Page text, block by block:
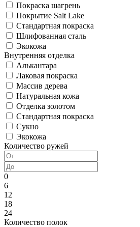
Покраска шагрень
Покрытие Salt Lake
Стандартная покраска
Шлифованная сталь
Экокожа
Внутренняя отделка
Алькантара
Лаковая покраска
Массив дерева
Натуральная кожа
Отделка золотом
Стандартная покраска
Сукно
Экокожа
Количество ружей
0
6
12
18
24
Количество полок